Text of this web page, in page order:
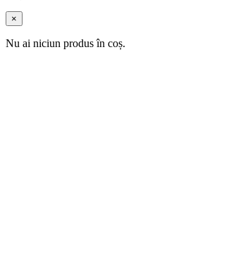
×
Nu ai niciun produs în coș.